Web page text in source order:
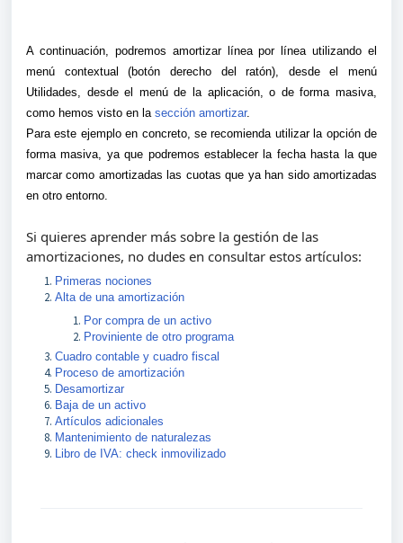
A continuación, podremos amortizar línea por línea utilizando el
menú contextual (botón derecho del ratón), desde el menú
Utilidades, desde el menú de la aplicación, o de forma masiva,
como hemos visto en la sección amortizar.
Para este ejemplo en concreto, se recomienda utilizar la opción de
forma masiva, ya que podremos establecer la fecha hasta la que
marcar como amortizadas las cuotas que ya han sido amortizadas
en otro entorno.
Si quieres aprender más sobre la gestión de las
amortizaciones, no dudes en consultar estos artículos:
Primeras nociones
Alta de una amortización
Por compra de un activo
Proviniente de otro programa
Cuadro contable y cuadro fiscal
Proceso de amortización
Desamortizar
Baja de un activo
Artículos adicionales
Mantenimiento de naturalezas
Libro de IVA: check inmovilizado